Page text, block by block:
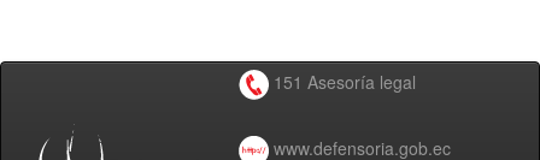
151 Asesoría legal
www.defensoria.gob.ec